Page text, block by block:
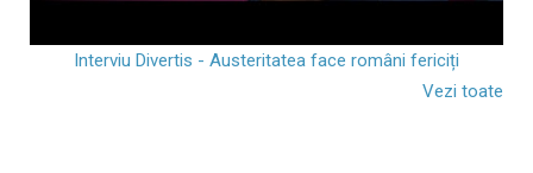
Interviu Divertis - Austeritatea face români fericiți
Vezi toate